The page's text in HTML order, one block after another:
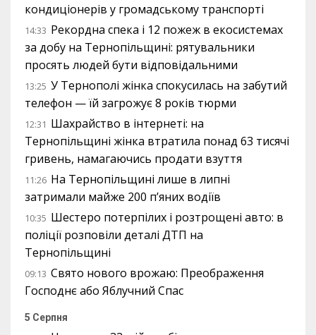
кондиціонерів у громадському транспорті
14:33 Рекордна спека і 12 пожеж в екосистемах
за добу на Тернопільщині: рятувальники
просять людей бути відповідальними
13:25 У Тернополі жінка спокусилась на забутий
телефон — їй загрожує 8 років тюрми
12:31 Шахрайство в інтернеті: на
Тернопільщині жінка втратила понад 63 тисячі
гривень, намагаючись продати взуття
11:26 На Тернопільщині лише в липні
затримали майже 200 п’яних водіїв
10:35 Шестеро потерпілих і розтрощені авто: в
поліції розповіли деталі ДТП на
Тернопільщині
09:13 Свято нового врожаю: Преображення
Господнє або Яблучний Спас
5 Серпня